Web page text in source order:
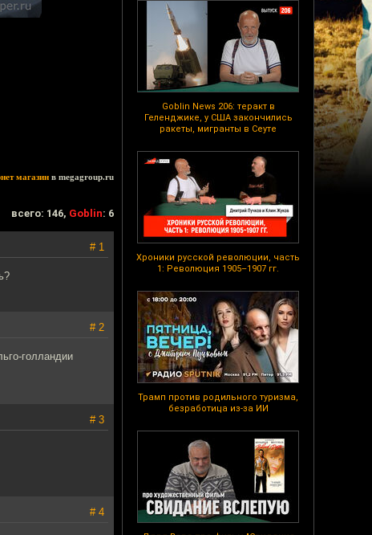
Goblin News 206: теракт в
Геленджике, у США закончились
ракеты, мигранты в Сеуте
Хроники русской революции, часть
1: Революция 1905–1907 гг.
Трамп против родильного туризма,
безработица из-за ИИ
магазин в megagroup.ru
всего: 146, Goblin: 6
# 1
# 2
голландии
# 3
# 4